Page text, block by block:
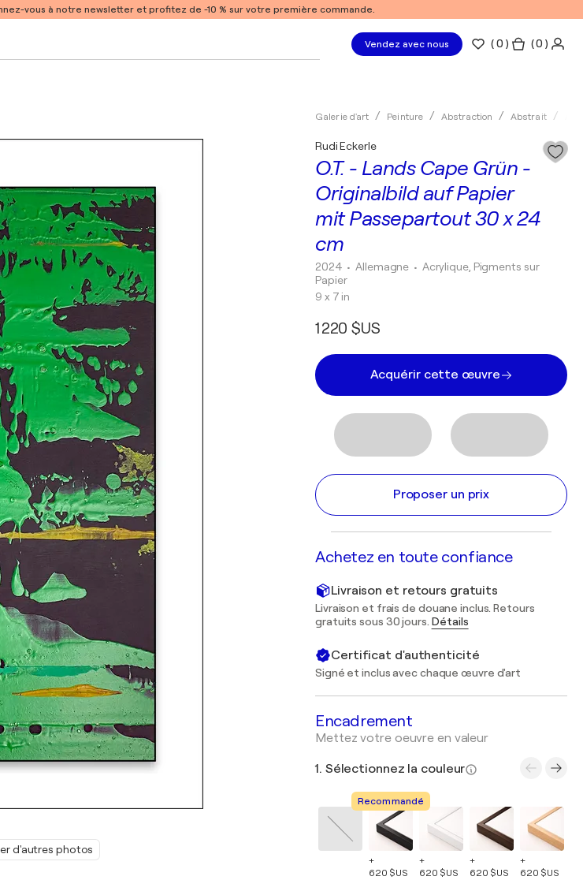
vous à notre newsletter et profitez de -10 % sur votre première commande.
Vendez avec nous (0 ) ( 0 )
d'autres photos
Galerie d'art Peinture Abstraction Abstrait
O.T. - Lands Cape Grün -
Originalbild auf Papier
mit Passepartout 30 x 24
cm
Rudi Eckerle
2024 • Allemagne • Acrylique, Pigments sur
Papier
9 x 7 in
1 220 $US
Acquérir cette œuvre
Proposer un prix
Achetez en toute confiance
Livraison et retours gratuits
Livraison et frais de douane inclus. Retours
gratuits sous 30 jours. Détails
Certificat d'authenticité
Signé et inclus avec chaque œuvre d'art
Encadrement
Mettez votre oeuvre en valeur
1. Sélectionnez la couleur
Recommandé
+
620 $US
+
620 $US
+
620 $US
+
620 $US